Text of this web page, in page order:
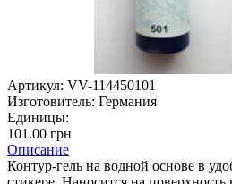
Артикул: VV-114450101
Изготовитель: Германия
Единицы:
101.00 грн
Описание
Контур-гель на водной основе в